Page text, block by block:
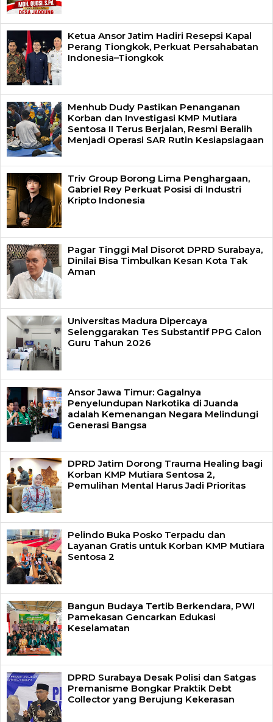
Ketua Ansor Jatim Hadiri Resepsi Kapal
Perang Tiongkok, Perkuat Persahabatan
Indonesia–Tiongkok
Menhub Dudy Pastikan Penanganan
Korban dan Investigasi KMP Mutiara
Sentosa II Terus Berjalan, Resmi Beralih
Menjadi Operasi SAR Rutin Kesiapsiagaan
Triv Group Borong Lima Penghargaan,
Gabriel Rey Perkuat Posisi di Industri
Kripto Indonesia
Pagar Tinggi Mal Disorot DPRD Surabaya,
Dinilai Bisa Timbulkan Kesan Kota Tak
Aman
Universitas Madura Dipercaya
Selenggarakan Tes Substantif PPG Calon
Guru Tahun 2026
Ansor Jawa Timur: Gagalnya
Penyelundupan Narkotika di Juanda
adalah Kemenangan Negara Melindungi
Generasi Bangsa
DPRD Jatim Dorong Trauma Healing bagi
Korban KMP Mutiara Sentosa 2,
Pemulihan Mental Harus Jadi Prioritas
Pelindo Buka Posko Terpadu dan
Layanan Gratis untuk Korban KMP Mutiara
Sentosa 2
Bangun Budaya Tertib Berkendara, PWI
Pamekasan Gencarkan Edukasi
Keselamatan
DPRD Surabaya Desak Polisi dan Satgas
Premanisme Bongkar Praktik Debt
Collector yang Berujung Kekerasan